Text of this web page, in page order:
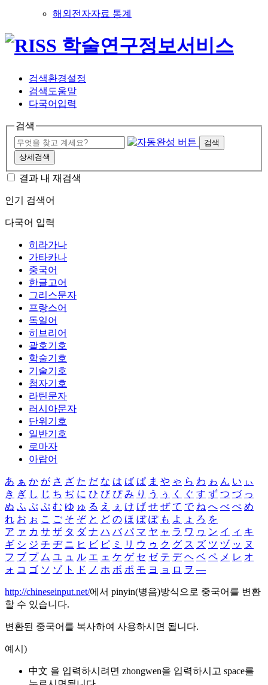
해외전자자료 통계
검색환경설정
검색도움말
다국어입력
검색
검색
상세검색
결과 내 재검색
인기 검색어
다국어 입력
히라가나
가타카나
중국어
한글고어
그리스문자
프랑스어
독일어
히브리어
괄호기호
학술기호
기술기호
첨자기호
라틴문자
러시아문자
단위기호
일반기호
로마자
아랍어
あ ぁ か が さ ざ た だ な は ば ぱ ま や ゃ ら わ ゎ ん い ぃ
き ぎ し じ ち ぢ に ひ び ぴ み り う ぅ く ぐ す ず つ づ っ
ぬ ふ ぶ ぷ む ゆ ゅ る え ぇ け げ せ ぜ て で ね へ べ ぺ め
れ お ぉ こ ご そ ぞ と ど の ほ ぼ ぽ も よ ょ ろ を
ア ァ カ サ ザ タ ダ ナ ハ バ パ マ ヤ ャ ラ ワ ヮ ン イ ィ キ
ギ シ ジ チ ヂ ニ ヒ ビ ピ ミ リ ウ ゥ ク グ ス ズ ツ ヅ ッ ヌ
フ ブ プ ム ユ ュ ル エ ェ ケ ゲ セ ゼ テ デ ヘ ベ ペ メ レ オ
ォ コ ゴ ソ ゾ ト ド ノ ホ ボ ポ モ ヨ ョ ロ ヲ ―
http://chineseinput.net/에서 pinyin(병음)방식으로 중국어를 변환
할 수 있습니다.
변환된 중국어를 복사하여 사용하시면 됩니다.
예시)
中文 을 입력하시려면 zhongwen을 입력하시고 space를